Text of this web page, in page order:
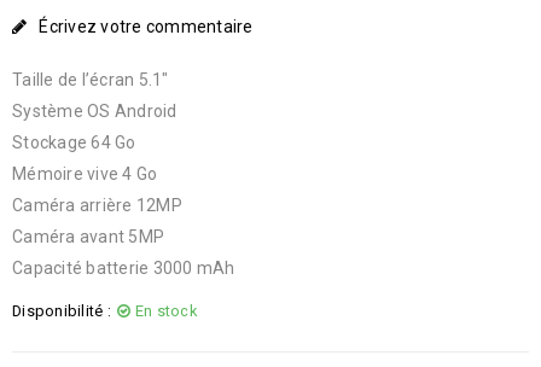
Écrivez votre commentaire
Taille de l’écran 5.1″
Système OS Android
Stockage 64 Go
Mémoire vive 4 Go
Caméra arrière 12MP
Caméra avant 5MP
Capacité batterie 3000 mAh
Disponibilité : En stock